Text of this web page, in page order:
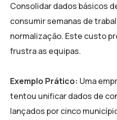
Consolidar dados básicos
consumir semanas de
normalização. Este custo
frustra as equipas.
Exemplo Prático: Uma
tentou unificar dados de
lançados por cinco